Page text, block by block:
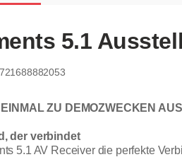
5.1
ZU DEMOZWECKEN
der verbindet
5.1 AV Receiver die perfekte